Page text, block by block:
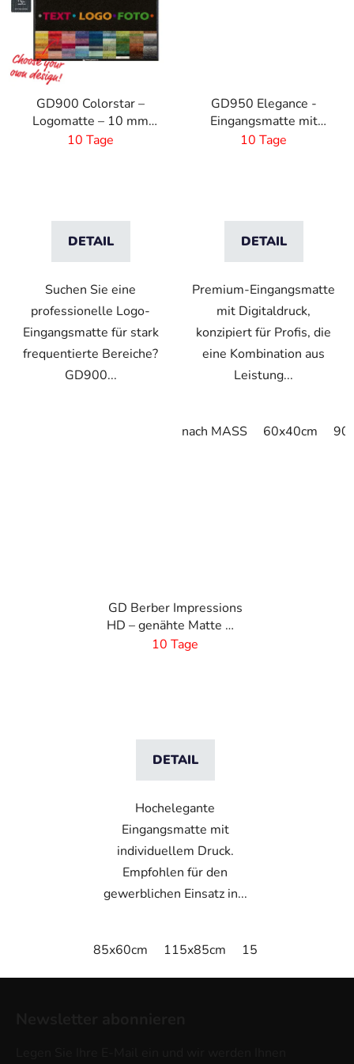
GD900 Colorstar –
Logomatte – 10 mm
Flor - Maßanfertigung
10 Tage
DETAIL
Suchen Sie eine
professionelle Logo-
Eingangsmatte für stark
frequentierte Bereiche?
GD900...
GD950 Elegance -
Eingangsmatte mit
Digitaldruck - 6 mm
10 Tage
DETAIL
Premium-Eingangsmatte
mit Digitaldruck,
konzipiert für Profis, die
eine Kombination aus
Leistung...
nach MASS 60x40cm
GD Berber Impressions
HD – genähte Matte mit
Logo
10 Tage
DETAIL
Hochelegante
Eingangsmatte mit
individuellem Druck.
Empfohlen für den
gewerblichen Einsatz in...
85x60cm 115x85cm 150x85cm